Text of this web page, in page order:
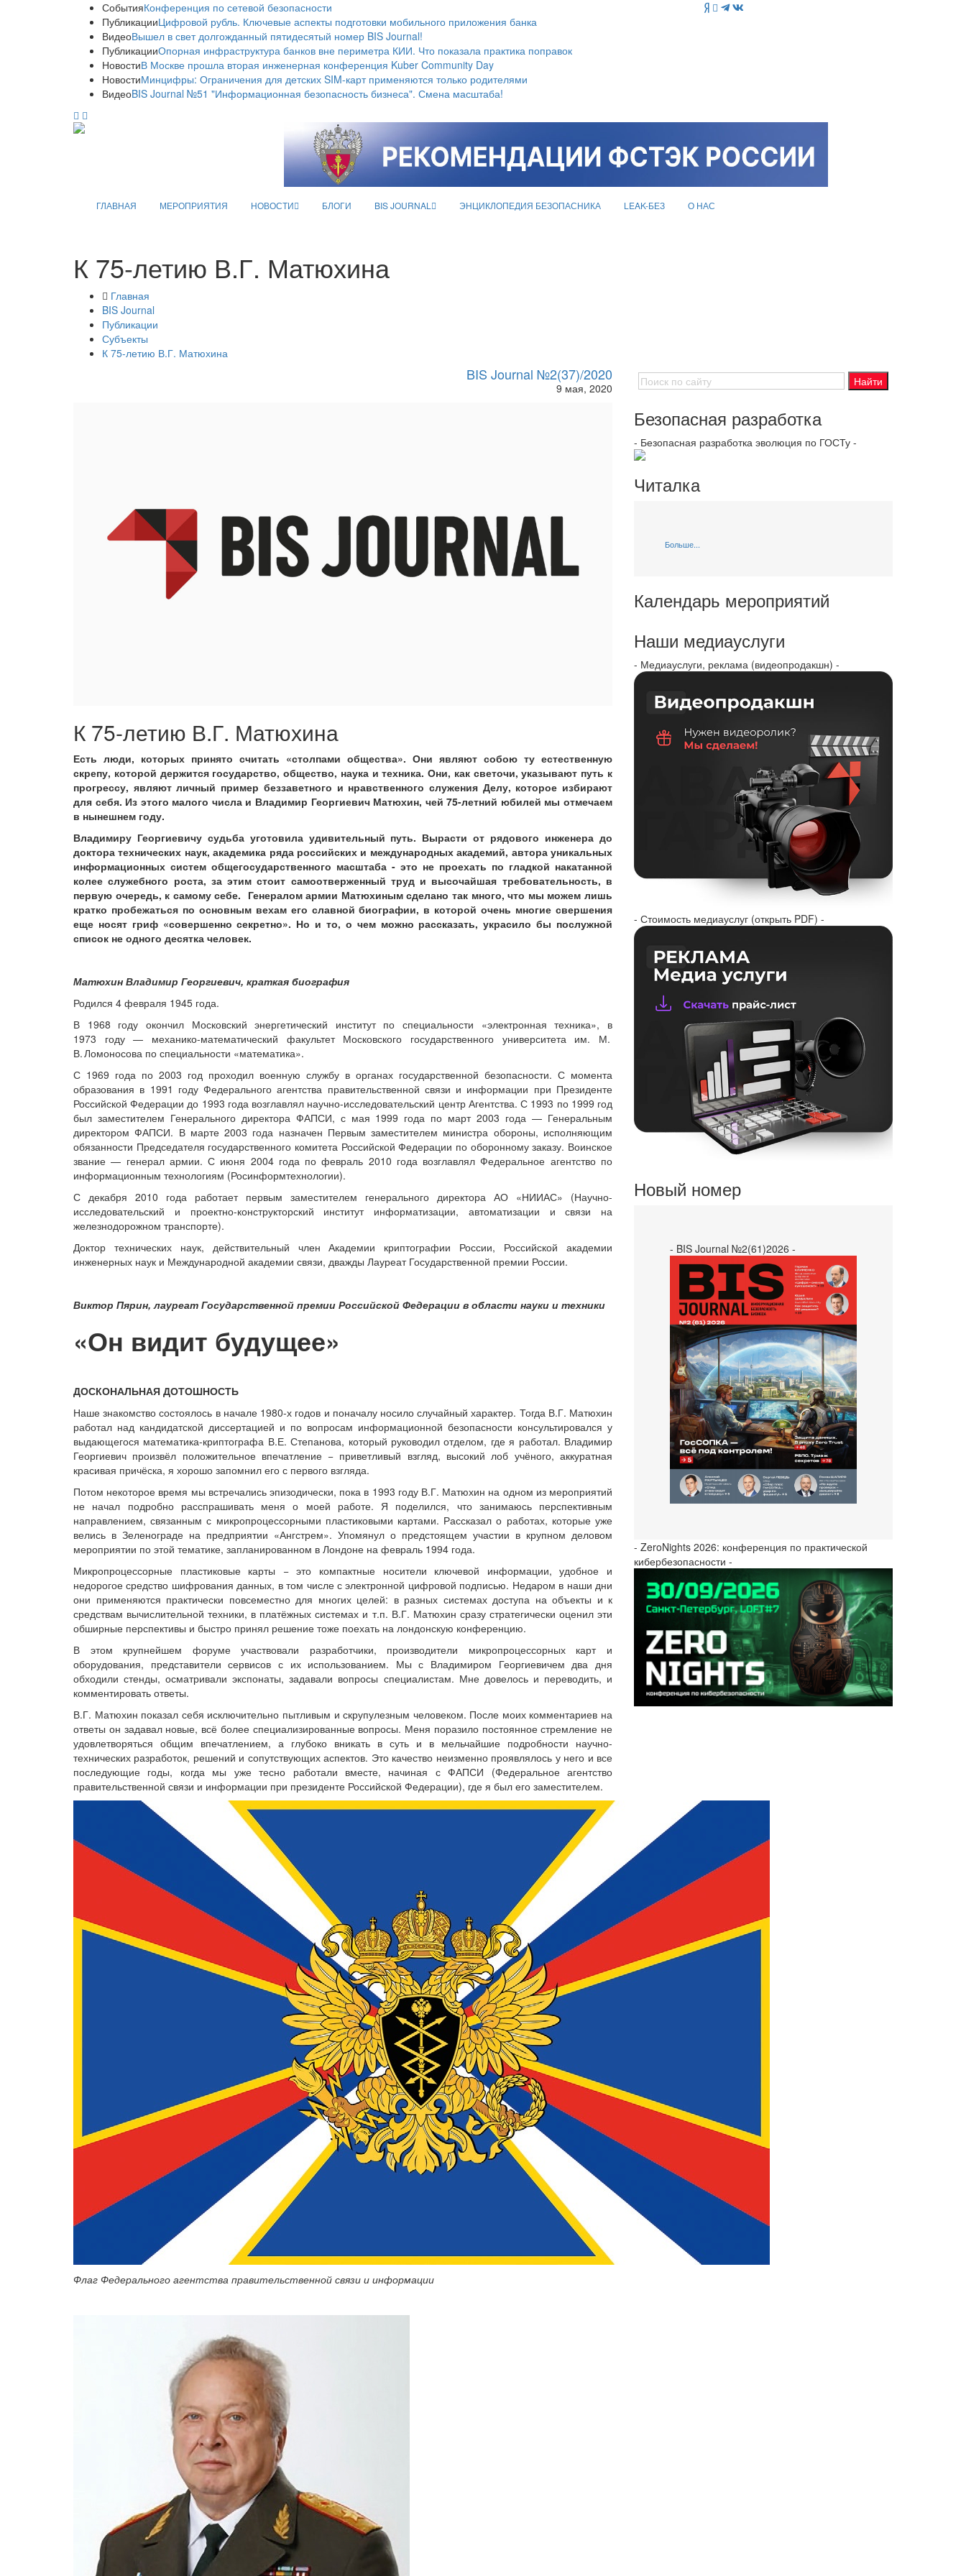
СобытияКонференция по сетевой безопасности
ПубликацииЦифровой рубль. Ключевые аспекты подготовки мобильного приложения банка
ВидеоВышел в свет долгожданный пятидесятый номер BIS Journal!
ПубликацииОпорная инфраструктура банков вне периметра КИИ. Что показала практика поправок
НовостиВ Москве прошла вторая инженерная конференция Kuber Community Day
НовостиМинцифры: Ограничения для детских SIM-карт применяются только родителями
ВидеоBIS Journal №51 "Информационная безопасность бизнеса". Смена масштаба!
ГЛАВНАЯ МЕРОПРИЯТИЯ НОВОСТИ БЛОГИ BIS JOURNAL ЭНЦИКЛОПЕДИЯ БЕЗОПАСНИКА LEAK-БЕЗ О НАС
К 75-летию В.Г. Матюхина
Главная
BIS Journal
Публикации
Субъекты
К 75-летию В.Г. Матюхина
BIS Journal №2(37)/2020
9 мая, 2020
К 75-летию В.Г. Матюхина
Есть люди, которых принято считать «столпами общества». Они являют собою ту естественную
скрепу, которой держится государство, общество, наука и техника. Они, как светочи, указывают путь к
прогрессу, являют личный пример беззаветного и нравственного служения Делу, которое избирают
для себя. Из этого малого числа и Владимир Георгиевич Матюхин, чей 75-летний юбилей мы отмечаем
в нынешнем году.
Владимиру Георгиевичу судьба уготовила удивительный путь. Вырасти от рядового инженера до
доктора технических наук, академика ряда российских и международных академий, автора уникальных
информационных систем общегосударственного масштаба - это не проехать по гладкой накатанной
колее служебного роста, за этим стоит самоотверженный труд и высочайшая требовательность, в
первую очередь, к самому себе. Генералом армии Матюхиным сделано так много, что мы можем лишь
кратко пробежаться по основным вехам его славной биографии, в которой очень многие свершения
еще носят гриф «совершенно секретно». Но и то, о чем можно рассказать, украсило бы послужной
список не одного десятка человек.
Матюхин Владимир Георгиевич, краткая биография
Родился 4 февраля 1945 года.
В 1968 году окончил Московский энергетический институт по специальности «электронная техника», в
1973 году — ​механико-математический факультет Московского государственного университета им. М.
В. Ломоносова по специальности «математика».
С 1969 года по 2003 год проходил военную службу в органах государственной безопасности. С момента
образования в 1991 году Федерального агентства правительственной связи и информации при Президенте
Российской Федерации до 1993 года возглавлял научно-исследовательский центр Агентства. С 1993 по 1999 год
был заместителем Генерального директора ФАПСИ, с мая 1999 года по март 2003 года — ​Генеральным
директором ФАПСИ. В марте 2003 года назначен Первым заместителем министра обороны, исполняющим
обязанности Председателя государственного комитета Российской Федерации по оборонному заказу. Воинское
звание — ​генерал армии. С июня 2004 года по февраль 2010 года возглавлял Федеральное агентство по
информационным технологиям (Росинформтехнологии).
С декабря 2010 года работает первым заместителем генерального директора АО «НИИАС» (Научно-
исследовательский и проектно-конструкторский институт информатизации, автоматизации и связи на
железнодорожном транспорте).
Доктор технических наук, действительный член Академии криптографии России, Российской академии
инженерных наук и Международной академии связи, дважды Лауреат Государственной премии России.
Виктор Пярин, лауреат Государственной премии Российской Федерации в области науки и техники
«Он видит будущее»
ДОСКОНАЛЬНАЯ ДОТОШНОСТЬ
Наше знакомство состоялось в начале 1980-х годов и поначалу носило случайный характер. Тогда В.Г. Матюхин
работал над кандидатской диссертацией и по вопросам информационной безопасности консультировался у
выдающегося математика-криптографа В.Е. Степанова, который руководил отделом, где я работал. Владимир
Георгиевич произвёл положительное впечатление − приветливый взгляд, высокий лоб учёного, аккуратная
красивая причёска, я хорошо запомнил его с первого взгляда.
Потом некоторое время мы встречались эпизодически, пока в 1993 году В.Г. Матюхин на одном из мероприятий
не начал подробно расспрашивать меня о моей работе. Я поделился, что занимаюсь перспективным
направлением, связанным с микропроцессорными пластиковыми картами. Рассказал о работах, которые уже
велись в Зеленограде на предприятии «Ангстрем». Упомянул о предстоящем участии в крупном деловом
мероприятии по этой тематике, запланированном в Лондоне на февраль 1994 года.
Микропроцессорные пластиковые карты − это компактные носители ключевой информации, удобное и
недорогое средство шифрования данных, в том числе с электронной цифровой подписью. Недаром в наши дни
они применяются практически повсеместно для многих целей: в разных системах доступа на объекты и к
средствам вычислительной техники, в платёжных системах и т.п. В.Г. Матюхин сразу стратегически оценил эти
обширные перспективы и быстро принял решение тоже поехать на лондонскую конференцию.
В этом крупнейшем форуме участвовали разработчики, производители микропроцессорных карт и
оборудования, представители сервисов с их использованием. Мы с Владимиром Георгиевичем два дня
обходили стенды, осматривали экспонаты, задавали вопросы специалистам. Мне довелось и переводить, и
комментировать ответы.
В.Г. Матюхин показал себя исключительно пытливым и скрупулезным человеком. После моих комментариев на
ответы он задавал новые, всё более специализированные вопросы. Меня поразило постоянное стремление не
удовлетворяться общим впечатлением, а глубоко вникать в суть и в мельчайшие подробности научно-
технических разработок, решений и сопутствующих аспектов. Это качество неизменно проявлялось у него и все
последующие годы, когда мы уже тесно работали вместе, начиная с ФАПСИ (Федеральное агентство
правительственной связи и информации при президенте Российской Федерации), где я был его заместителем.
Флаг Федерального агентства правительственной связи и информации
Безопасная разработка
- Безопасная разработка эволюция по ГОСТу -
Читалка
Больше...
Календарь мероприятий
Наши медиауслуги
- Медиауслуги, реклама (видеопродакшн) -
- Стоимость медиауслуг (открыть PDF) -
Новый номер
- BIS Journal №2(61)2026 -
- ZeroNights 2026: конференция по практической
кибербезопасности -